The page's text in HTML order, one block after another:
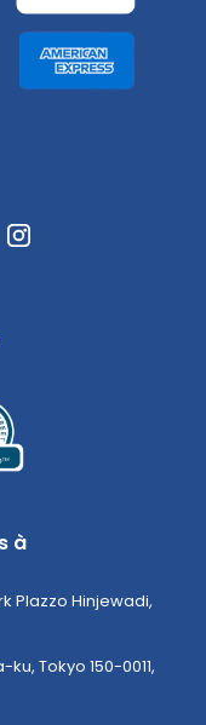
à
Plazzo Hinjewadi,
Tokyo 150-0011,